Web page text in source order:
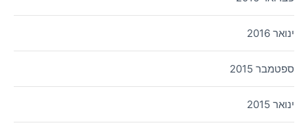
ינואר 2016
ספטמבר 2015
ינואר 2015